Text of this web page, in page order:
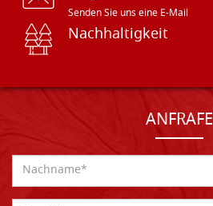
Senden Sie uns eine E-Mail
Nachhaltigkeit
ANFRAFE